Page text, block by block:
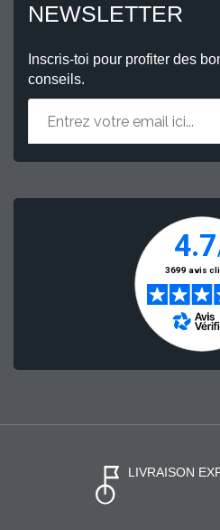
NEWSLETTER
Inscris-toi pour profiter des
conseils.
LIVRAISON